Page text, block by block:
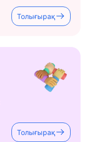
Толығырақ
Толығырақ